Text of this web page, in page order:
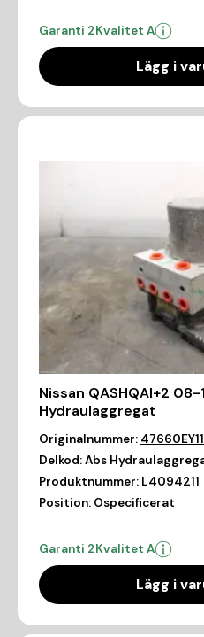
Garanti 2Kvalitet A
Lägg i
Nissan QASHQAI+2 08-
Hydraulaggregat
Originalnummer:
Delkod:Abs
Produktnummer: L4094211
Position: Ospecificerat
Garanti 2Kvalitet A
Lägg i